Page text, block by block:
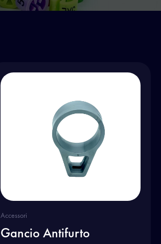
Accessori
Gancio Antifurto